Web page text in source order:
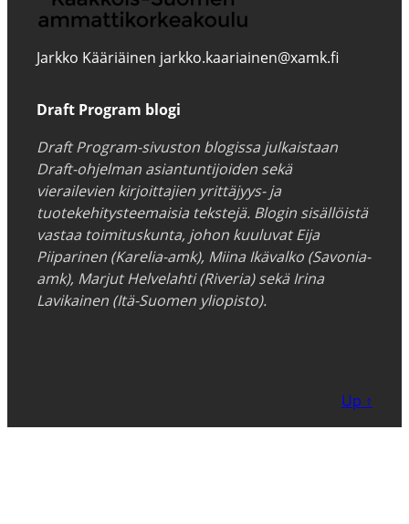
Jarkko Kääriäinen jarkko.kaariainen@xamk.fi
Draft Program blogi
Draft Program-sivuston blogissa julkaistaan
Draft-ohjelman asiantuntijoiden sekä
vierailevien kirjoittajien yrittäjyys- ja
tuotekehitysteemaisia tekstejä. Blogin sisällöistä
vastaa toimituskunta, johon kuuluvat Eija
Piiparinen (Karelia-amk), Miina Ikävalko (Savonia-
amk), Marjut Helvelahti (Riveria) sekä Irina
Lavikainen (Itä-Suomen yliopisto).
Up ↑